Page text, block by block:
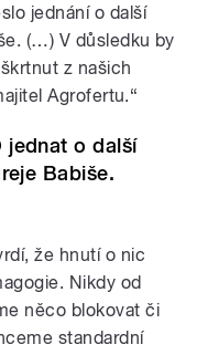
jednání o další
(…) V důsledku by
z našich
Agrofertu.“
jednat o další
Babiše.
že hnutí o nic
Nikdy od
něco blokovat či
standardní